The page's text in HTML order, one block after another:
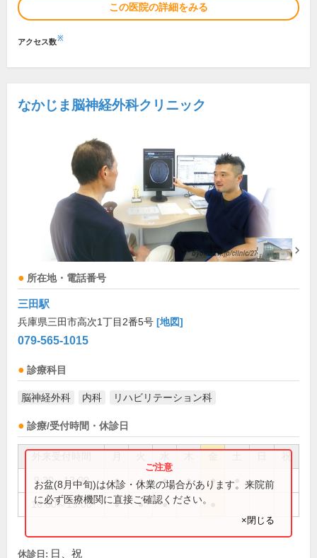
この医院の詳細をみる
アクセス数※
なかじま脳神経外科クリニック
所在地・電話番号
三田駅
兵庫県三田市高次1丁目2番5号 [地図]
079-565-1015
診療科目
脳神経外科 内科 リハビリテーション科
診療/受付時間・休診日
9:30～13:00 ● ● ● ● ●
16:00～19:00 ● ● ●
お盆(8月中旬)は休診・休業の場合があります。来院前
に必ず医療機関に直接ご確認ください。
×閉じる
休診日: 日、祝